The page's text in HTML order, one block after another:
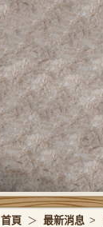
首頁 ＞ 最新消息 >